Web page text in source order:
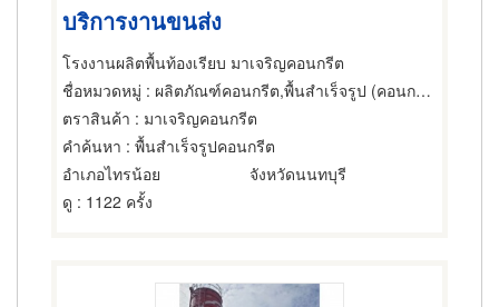
บริการงานขนส่ง
โรงงานผลิตพื้นท้องเรียบ มาเจริญคอนกรีต
ชื่อหมวดหมู่ : ผลิตภัณฑ์คอนกรีต,พื้นสำเร็จรูป (คอนกรีตเสริมเหล็กและอัดแรง)
ตราสินค้า : มาเจริญคอนกรีต
คำค้นหา : พื้นสำเร็จรูปคอนกรีต
อำเภอไทรน้อย
จังหวัดนนทบุรี
ดู : 1122 ครั้ง